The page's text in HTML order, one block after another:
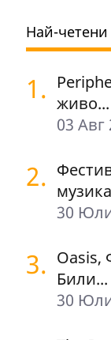
Най-
1. живо...
03 Авг
2.
30
3. Oasis,
Били...
30